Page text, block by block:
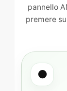
pannello
premere
●